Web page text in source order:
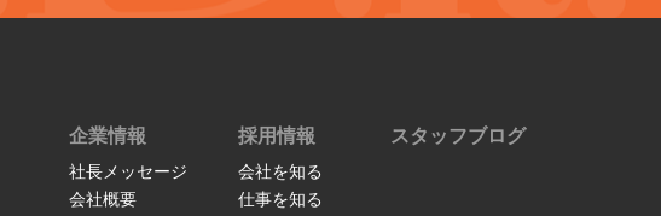
企業情報
社長メッセージ
会社概要
採用情報
会社を知る
仕事を知る
スタッフブログ